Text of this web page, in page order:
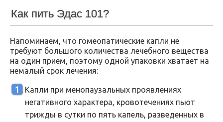
Как пить Эдас 101?
Напоминаем, что гомеопатические капли не
требуют большого количества лечебного вещества
на один прием, поэтому одной упаковки хватает на
немалый срок лечения:
Капли при менопаузальных проявлениях
негативного характера, кровотечениях пьют
трижды в сутки по пять капель, разведенных в